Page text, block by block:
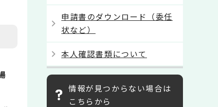
申請書のダウンロード（委任
状など）
本人確認書類について
情報が見つからない場合は
こちらから